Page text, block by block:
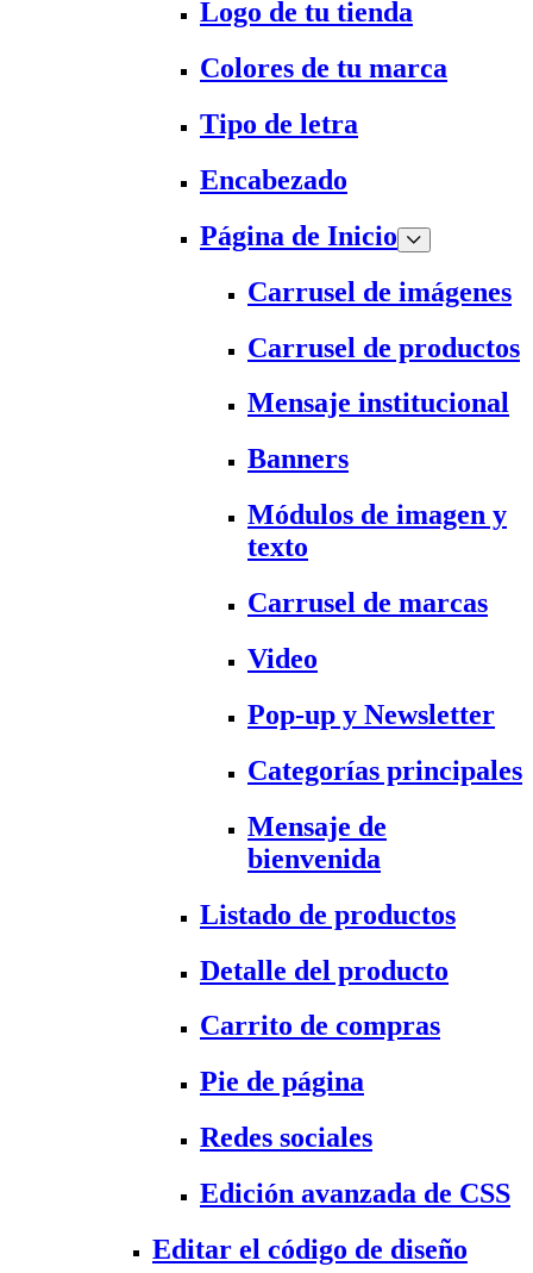
Logo de tu tienda
Colores de tu marca
Tipo de letra
Encabezado
Página de Inicio
Carrusel de imágenes
Carrusel de productos
Mensaje institucional
Banners
Módulos de imagen y
texto
Carrusel de marcas
Video
Pop-up y Newsletter
Categorías principales
Mensaje de
bienvenida
Listado de productos
Detalle del producto
Carrito de compras
Pie de página
Redes sociales
Edición avanzada de CSS
Editar el código de diseño